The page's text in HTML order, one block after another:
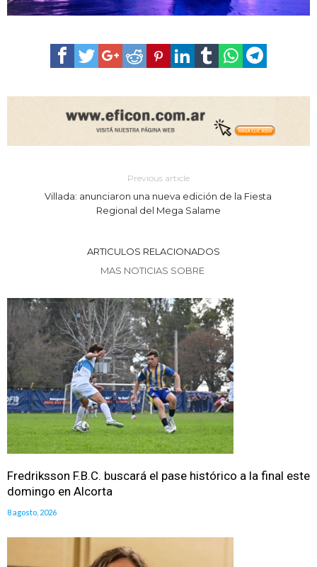
Previous article
Villada: anunciaron una nueva edición de la Fiesta
Regional del Mega Salame
ARTICULOS RELACIONADOS
MAS NOTICIAS SOBRE
Fredriksson F.B.C. buscará el pase histórico a la final este
domingo en Alcorta
8 agosto, 2026